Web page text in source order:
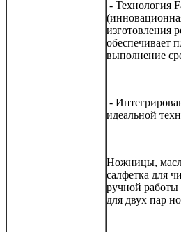
- Технология
изготовления
обеспечивает
выполнение
-
идеальной
Ножницы,
салфетка для
ручной работы
для двух пар